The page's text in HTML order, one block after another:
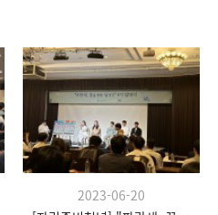
2023-06-20